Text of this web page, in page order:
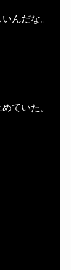
んだな。
ていた。